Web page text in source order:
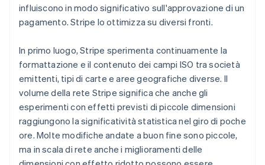
influiscono in modo significativo sull'approvazione di un
pagamento. Stripe lo ottimizza su diversi fronti.
In primo luogo, Stripe sperimenta continuamente la
formattazione e il contenuto dei campi ISO tra società
emittenti, tipi di carte e aree geografiche diverse. Il
volume della rete Stripe significa che anche gli
esperimenti con effetti previsti di piccole dimensioni
raggiungono la significatività statistica nel giro di poche
ore. Molte modifiche andate a buon fine sono piccole,
ma in scala di rete anche i miglioramenti delle